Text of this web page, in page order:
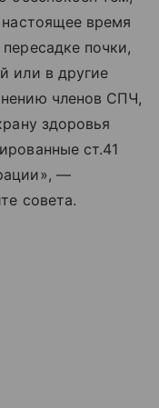
время
почки,
или в другие
членов СПЧ,
здоровья
ст.41
—
совета.